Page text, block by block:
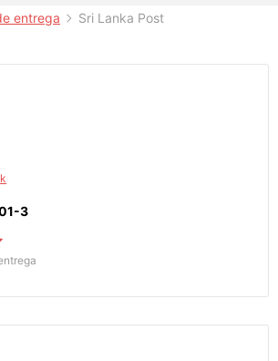
entrega Sri Lanka Post
3